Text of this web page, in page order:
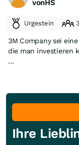
vonHS
Urgestein
3M Company sei
die man investieren
is-among-the-12-
in-1790663/
Ihre